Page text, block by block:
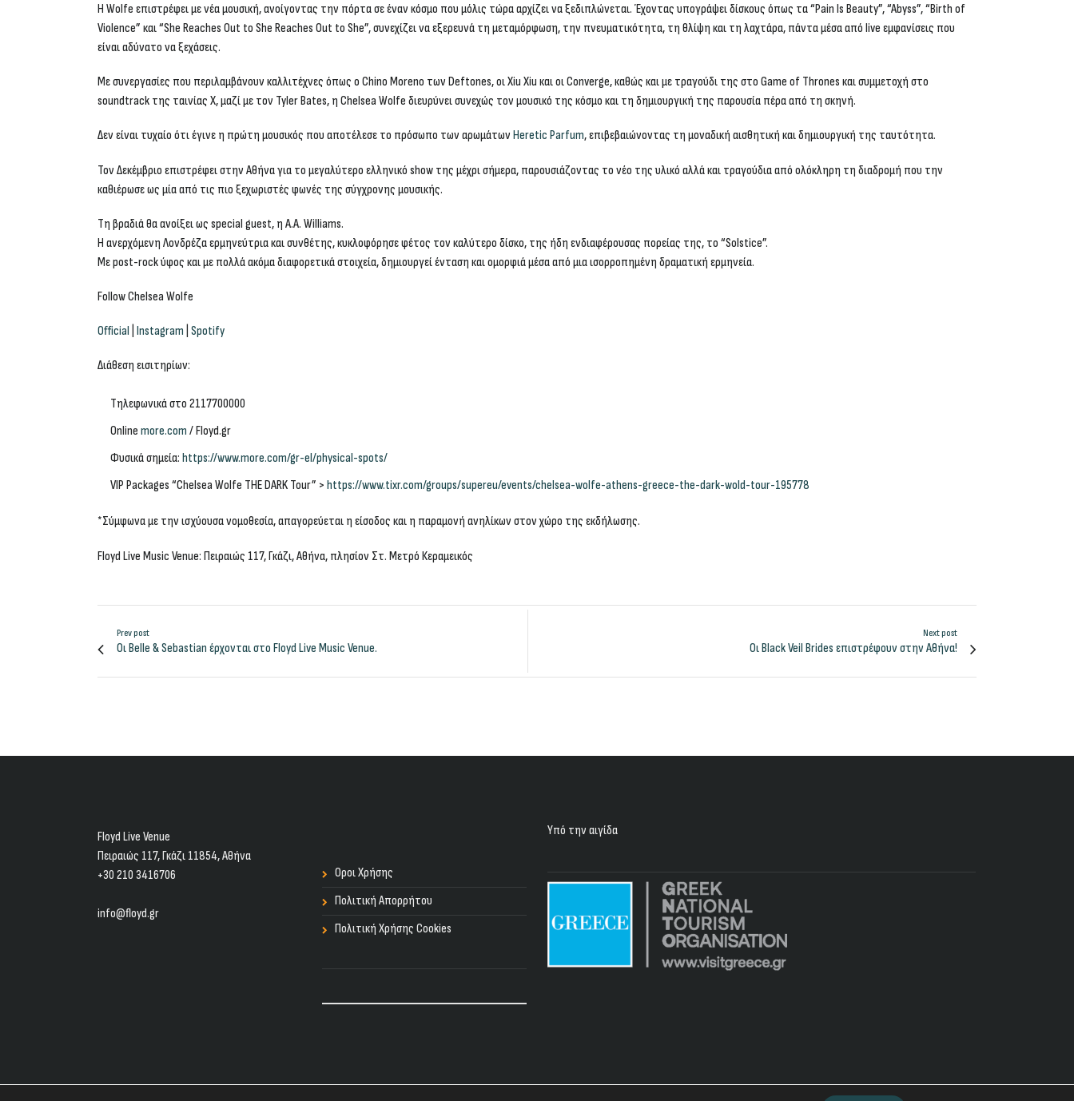
Η Wolfe επιστρέφει με νέα μουσική, ανοίγοντας την πόρτα σε έναν κόσμο που μόλις τώρα αρχίζει να ξεδιπλώνεται. Έχοντας υπογράψει δίσκους όπως τα “Pain Is Beauty”, “Abyss”, “Birth of
Violence” και “She Reaches Out to She Reaches Out to She”, συνεχίζει να εξερευνά τη μεταμόρφωση, την πνευματικότητα, τη θλίψη και τη λαχτάρα, πάντα μέσα από live εμφανίσεις που
είναι αδύνατο να ξεχάσεις.
Με συνεργασίες που περιλαμβάνουν καλλιτέχνες όπως ο Chino Moreno των Deftones, οι Xiu Xiu και οι Converge, καθώς και με τραγούδι της στο Game of Thrones και συμμετοχή στο
soundtrack της ταινίας X,μαζί με τον Tyler Bates, η Chelsea Wolfe διευρύνει συνεχώς τον μουσικό της κόσμο και τη δημιουργική της παρουσία πέρα από τη σκηνή.
Δεν είναι τυχαίο ότι έγινε η πρώτη μουσικός που αποτέλεσε το πρόσωπο των αρωμάτων Heretic Parfum, επιβεβαιώνοντας τη μοναδική αισθητική και δημιουργική της ταυτότητα.
Τον Δεκέμβριο επιστρέφει στην Αθήνα για το μεγαλύτερο ελληνικό show της μέχρι σήμερα, παρουσιάζοντας το νέο της υλικό αλλά και τραγούδια από ολόκληρη τη διαδρομή που την
καθιέρωσε ως μία από τις πιο ξεχωριστές φωνές της σύγχρονης μουσικής.
Τη βραδιά θα ανοίξει ως special guest, η A.A. Williams.
Η ανερχόμενη Λονδρέζα ερμηνεύτρια και συνθέτης, κυκλοφόρησε φέτος τον καλύτερο δίσκο, της ήδη ενδιαφέρουσας πορείας της, το “Solstice”.
Mε post-rock ύφος και με πολλά ακόμα διαφορετικά στοιχεία, δημιουργεί ένταση και ομορφιά μέσα από μια ισορροπημένη δραματική ερμηνεία.
Follow Chelsea Wolfe
Official Instagram Spotify
Διάθεση εισιτηρίων:
Τηλεφωνικά στο 2117700000
Online more.com / Floyd.gr
Φυσικά σημεία: https://www.more.com/gr-el/physical-spots/
VIP Packages “Chelsea Wolfe THE DARK Tour” > https://www.tixr.com/groups/supereu/events/chelsea-wolfe-athens-greece-the-dark-wold-tour-195778
*Σύμφωνα με την ισχύουσα νομοθεσία, απαγορεύεται η είσοδος και η παραμονή ανηλίκων στον χώρο της εκδήλωσης.
Floyd Live Music Venue: Πειραιώς 117, Γκάζι, Αθήνα, πλησίον Στ. Μετρό Κεραμεικός
Prev post
Οι Belle & Sebastian έρχονται στο Floyd Live Music Venue.
Next post
Οι Black Veil Brides επιστρέφουν στην Αθήνα!
Floyd Live Venue
Πειραιώς 117, Γκάζι 11854, Aθήνα
+30 210 3416706
info@floyd.gr
Οροι Χρήσης
Πολιτική Απορρήτου
Πολιτική Χρήσης Cookies
Υπό την αιγίδα